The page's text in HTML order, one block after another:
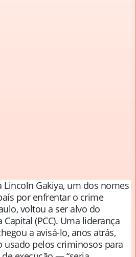
Lincoln Gakiya, um dos nomes
por enfrentar o crime
voltou a ser alvo do
(PCC). Uma liderança
a avisá-lo, anos atrás,
usado pelos criminosos para